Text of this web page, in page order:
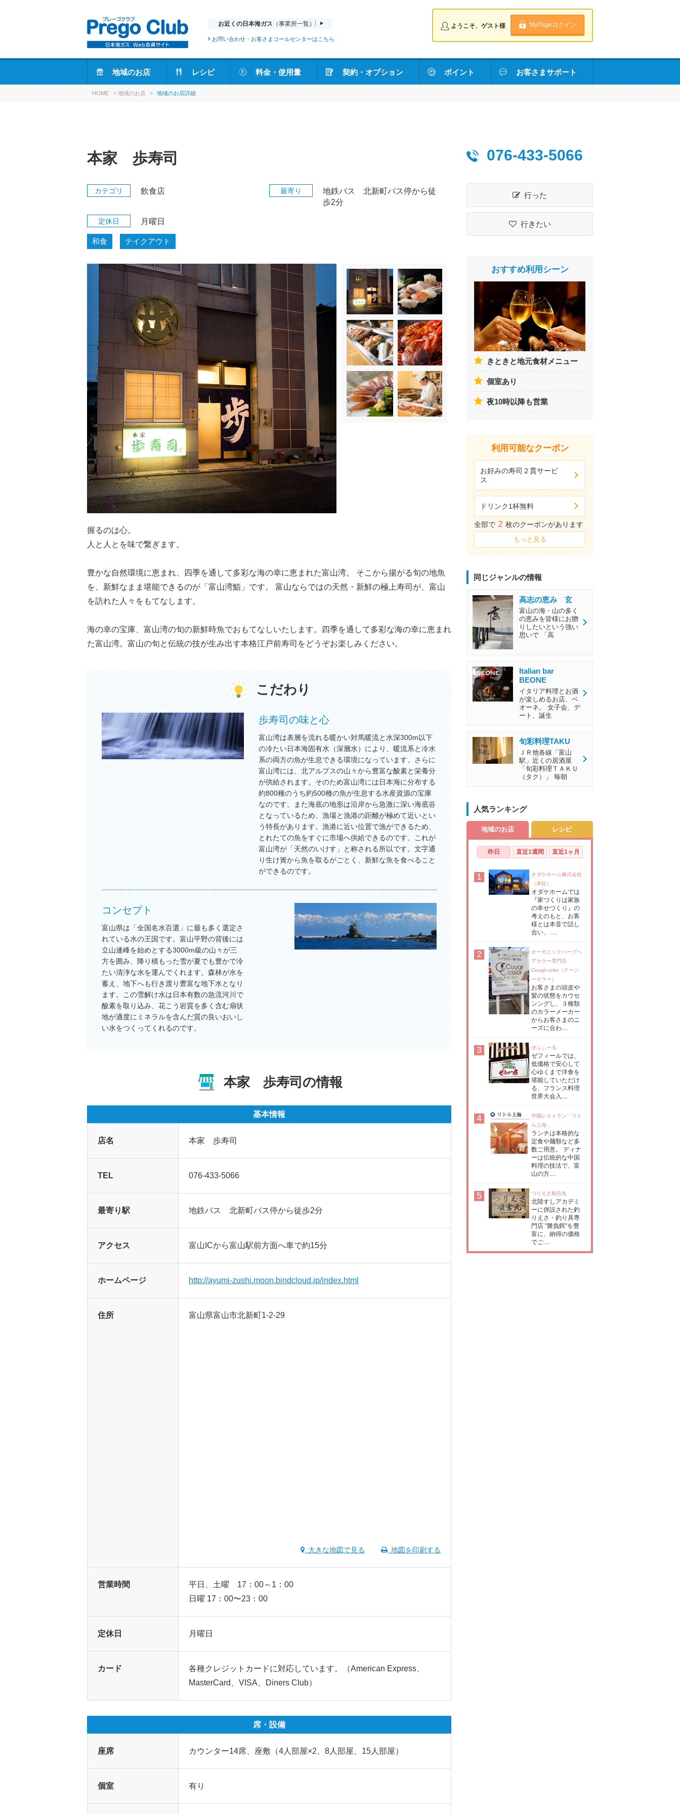
お近くの日本海ガス （事業所一覧）
お問い合わせ・お客さまコールセンターはこちら
ようこそ、ゲスト様 MyPageログイン
地域のお店 レシピ 料金・使用量 契約・オプション ポイント お客さまサポート
HOME > 地域のお店 > 地域のお店詳細
本家 歩寿司
カテゴリ 飲食店 最寄り
地鉄バス 北新町バス停から徒
歩2分
定休日 月曜日
和食 テイクアウト
握るのは心。
人と人とを味で繋ぎます。
豊かな自然環境に恵まれ、四季を通して多彩な海の幸に恵まれた富山湾。 そこから揚がる旬の地魚
を、新鮮なまま堪能できるのが「富山湾鮨」です。 富山ならではの天然・新鮮の極上寿司が、富山
を訪れた人々をもてなします。
海の幸の宝庫、富山湾の旬の新鮮時魚でおもてなしいたします。四季を通して多彩な海の幸に恵まれ
た富山湾。富山の旬と伝統の技が生み出す本格江戸前寿司をどうぞお楽しみください。
こだわり
歩寿司の味と心
富山湾は表層を流れる暖かい対馬暖流と水深300m以下
の冷たい日本海固有水（深層水）により、暖流系と冷水
系の両方の魚が生息できる環境になっています。さらに
富山湾には、北アルプスの山々から豊富な酸素と栄養分
が供給されます。そのため富山湾には日本海に分布する
約800種のうち約500種の魚が生息する水産資源の宝庫
なのです。また海底の地形は沿岸から急激に深い海底谷
となっているため、漁場と漁港の距離が極めて近いとい
う特長があります。漁港に近い位置で漁ができるため、
とれたての魚をすぐに市場へ供給できるのです。これが
富山湾が「天然のいけす」と称される所以です。文字通
り生け簀から魚を取るがごとく、新鮮な魚を食べること
ができるのです。
コンセプト
富山県は「全国名水百選」に最も多く選定さ
れている水の王国です。富山平野の背後には
立山連峰を始めとする3000m級の山々が三
方を囲み、降り積もった雪が夏でも豊かで冷
たい清浄な水を運んでくれます。森林が水を
蓄え、地下へも行き渡り豊富な地下水となり
ます。この雪解け水は日本有数の急流河川で
酸素を取り込み、花こう岩質を多く含む扇状
地が適度にミネラルを含んだ質の良いおいし
い水をつくってくれるのです。
本家 歩寿司の情報
基本情報
店名 本家 歩寿司
TEL 076-433-5066
最寄り駅 地鉄バス 北新町バス停から徒歩2分
アクセス 富山ICから富山駅前方面へ車で約15分
ホームページ http://ayumi-zushi.moon.bindcloud.jp/index.html
住所 富山県富山市北新町1-2-29
大きな地図で見る 地図を印刷する
営業時間
平日、土曜 17：00～1：00
日曜 17：00〜23：00
定休日 月曜日
カード
各種クレジットカードに対応しています。（American Express、
MasterCard、VISA、Diners Club）
席・設備
座席 カウンター14席、座敷（4人部屋×2、8人部屋、15人部屋）
個室 有り
076-433-5066
行った
行きたい
おすすめ利用シーン
きときと地元食材メニュー
個室あり
夜10時以降も営業
利用可能なクーポン
お好みの寿司２貫サービ
ス
ドリンク1杯無料
全部で 2 枚のクーポンがあります
もっと見る
同じジャンルの情報
高志の恵み 玄
富山の海・山の多く
の恵みを皆様にお贈
りしたいという強い
思いで 「高
Italian bar
BEONE
イタリア料理とお酒
が楽しめるお店、ベ
オーネ。 女子会、デ
ート、誕生
旬彩料理TAKU
ＪＲ他各線「富山
駅」近くの居酒屋
「旬彩料理ＴＡＫＵ
（タク）」 毎朝
人気ランキング
地域のお店 レシピ
昨日 直近1週間 直近1ヶ月
1
オダケホーム株式会社
（本社）
オダケホームでは
『家づくりは家族
の幸せづくり』の
考えのもと、お客
様とは本音で話し
合い、 ....
2
オーガニックハーブヘ
アカラー専門店
Cuugii color（クージ
ーカラー）
お客さまの頭皮や
髪の状態をカウセ
ンングし、３種類
のカラーメーカー
からお客さまのニ
ーズに合わ....
3 ぜふぃーる
ゼフィールでは、
低価格で安心して
心ゆくまで洋食を
堪能していただけ
る、フランス料理
世界大会入....
4
中国レストラン「リト
ル上海」
ランチは本格的な
定食や麺類など多
数ご用意。 ディナ
ーは伝統的な中国
料理の技法で、富
山の方....
5 つりえさ順吉丸
北陸すしアカデミ
ーに併設された釣
りえさ・釣り具専
門店 "勝負餌"を豊
富に、納得の価格
でご....